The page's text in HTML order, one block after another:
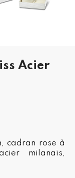
Acier
cadran rose à
milanais,